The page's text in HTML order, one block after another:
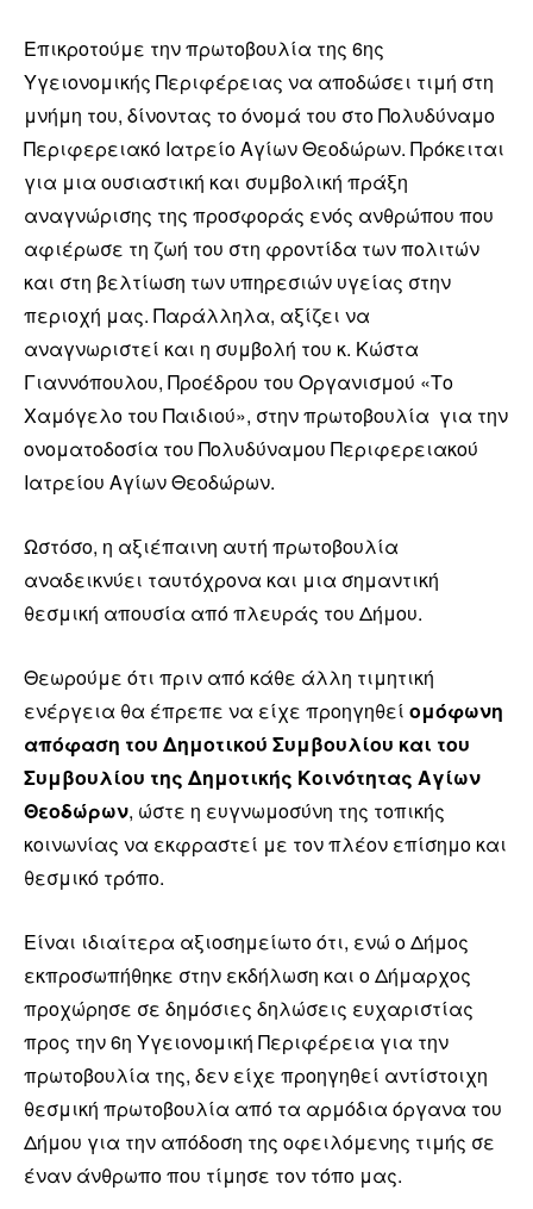
Επικροτούμε την πρωτοβουλία της 6ης
Υγειονομικής Περιφέρειας να αποδώσει τιμή στη
μνήμη του, δίνοντας το όνομά του στο Πολυδύναμο
Περιφερειακό Ιατρείο Αγίων Θεοδώρων. Πρόκειται
για μια ουσιαστική και συμβολική πράξη
αναγνώρισης της προσφοράς ενός ανθρώπου που
αφιέρωσε τη ζωή του στη φροντίδα των πολιτών
και στη βελτίωση των υπηρεσιών υγείας στην
περιοχή μας. Παράλληλα, αξίζει να
αναγνωριστεί και η συμβολή του κ. Κώστα
Γιαννόπουλου, Προέδρου του Οργανισμού «Το
Χαμόγελο του Παιδιού», στην πρωτοβουλία για την
ονοματοδοσία του Πολυδύναμου Περιφερειακού
Ιατρείου Αγίων Θεοδώρων.
Ωστόσο, η αξιέπαινη αυτή πρωτοβουλία
αναδεικνύει ταυτόχρονα και μια σημαντική
θεσμική απουσία από πλευράς του Δήμου.
Θεωρούμε ότι πριν από κάθε άλλη τιμητική
ενέργεια θα έπρεπε να είχε προηγηθεί ομόφωνη
απόφαση του Δημοτικού Συμβουλίου και του
Συμβουλίου της Δημοτικής Κοινότητας Αγίων
Θεοδώρων, ώστε η ευγνωμοσύνη της τοπικής
κοινωνίας να εκφραστεί με τον πλέον επίσημο και
θεσμικό τρόπο.
Είναι ιδιαίτερα αξιοσημείωτο ότι, ενώ ο Δήμος
εκπροσωπήθηκε στην εκδήλωση και ο Δήμαρχος
προχώρησε σε δημόσιες δηλώσεις ευχαριστίας
προς την 6η Υγειονομική Περιφέρεια για την
πρωτοβουλία της, δεν είχε προηγηθεί αντίστοιχη
θεσμική πρωτοβουλία από τα αρμόδια όργανα του
Δήμου για την απόδοση της οφειλόμενης τιμής σε
έναν άνθρωπο που τίμησε τον τόπο μας.